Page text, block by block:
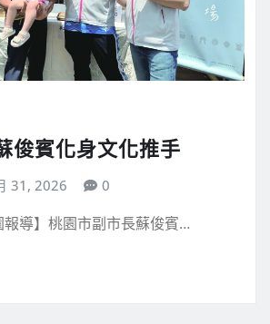
俊賓化身文化推手
31, 2026 0
報導】桃園市副市長蘇俊賓…